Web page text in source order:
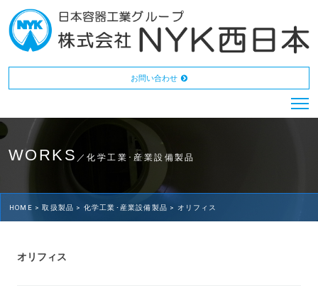
お問い合わせ
WORKS ／化学工業･産業設備製品
HOME >取扱製品 > 化学工業･産業設備製品 > オリフィス
オリフィス